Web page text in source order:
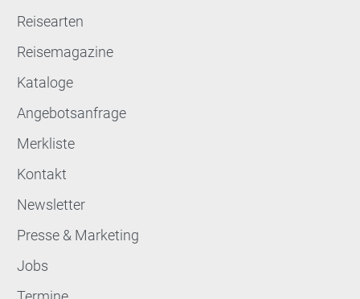
Reisearten
Reisemagazine
Kataloge
Angebotsanfrage
Merkliste
Kontakt
Newsletter
Presse & Marketing
Jobs